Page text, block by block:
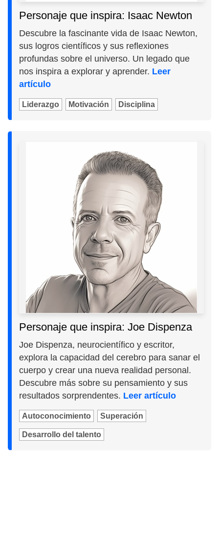
Personaje que inspira: Isaac Newton
Descubre la fascinante vida de Isaac Newton,
sus logros científicos y sus reflexiones
profundas sobre el universo. Un legado que
nos inspira a explorar y aprender. Leer
artículo
Liderazgo Motivación Disciplina
Personaje que inspira: Joe Dispenza
Joe Dispenza, neurocientífico y escritor,
explora la capacidad del cerebro para sanar el
cuerpo y crear una nueva realidad personal.
Descubre más sobre su pensamiento y sus
resultados sorprendentes. Leer artículo
Autoconocimiento Superación
Desarrollo del talento